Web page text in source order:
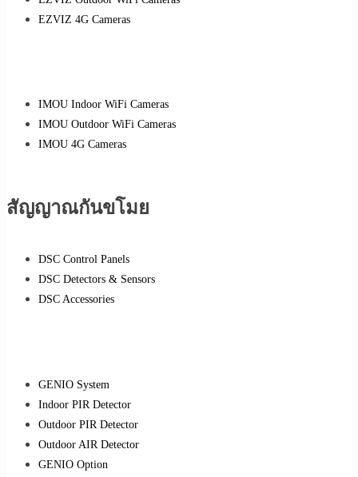
EZVIZ 4G Cameras
IMOU Indoor WiFi Cameras
IMOU Outdoor WiFi Cameras
IMOU 4G Cameras
สัญญาณกันขโมย
DSC Control Panels
DSC Detectors & Sensors
DSC Accessories
GENIO System
Indoor PIR Detector
Outdoor PIR Detector
Outdoor AIR Detector
GENIO Option